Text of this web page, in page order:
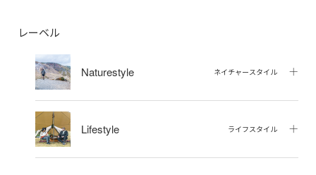
レーベル
Naturestyle ネイチャースタイル
Lifestyle ライフスタイル